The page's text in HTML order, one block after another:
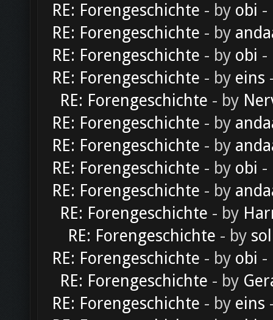
RE: Forengeschichte - by obi -
RE: Forengeschichte - by
RE: Forengeschichte - by obi -
RE: Forengeschichte - by eins
RE: Forengeschichte - by
RE: Forengeschichte - by
RE: Forengeschichte - by
RE: Forengeschichte - by obi -
RE: Forengeschichte - by
RE: Forengeschichte - by
RE: Forengeschichte - by
RE: Forengeschichte - by obi -
RE: Forengeschichte - by
RE: Forengeschichte - by eins